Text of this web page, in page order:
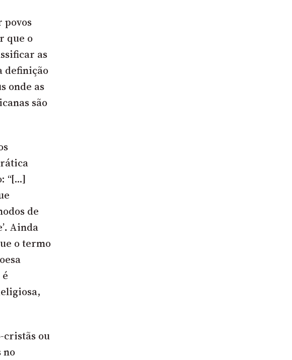
povos
que o
as
definição
onde as
são
: “[…]
de
. Ainda
o termo
cristãs ou
no